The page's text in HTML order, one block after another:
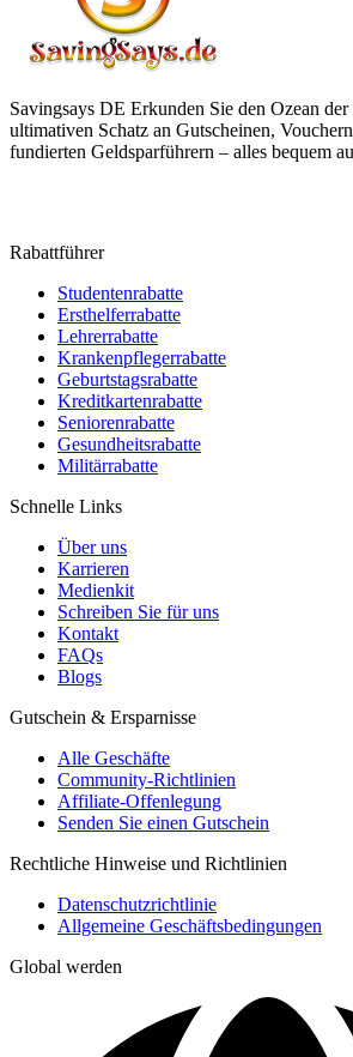
Savingsays DE Erkunden Sie den Ozean
ultimativen Schatz an Gutscheinen,
fundierten Geldsparführern – alles bequem
Rabattführer
Studentenrabatte
Ersthelferrabatte
Lehrerrabatte
Krankenpflegerrabatte
Geburtstagsrabatte
Kreditkartenrabatte
Seniorenrabatte
Gesundheitsrabatte
Militärrabatte
Schnelle Links
Über uns
Karrieren
Medienkit
Schreiben Sie für uns
Kontakt
FAQs
Blogs
Gutschein & Ersparnisse
Alle Geschäfte
Community-Richtlinien
Affiliate-Offenlegung
Senden Sie einen Gutschein
Rechtliche Hinweise und Richtlinien
Datenschutzrichtlinie
Allgemeine Geschäftsbedingungen
Global werden